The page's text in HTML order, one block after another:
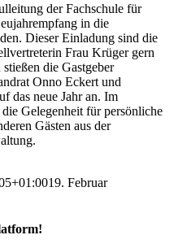
der Fachschule für
in die
Dieser Einladung sind die
Frau Krüger gern
die Gastgeber
Onno Eckert und
das neue Jahr an. Im
Gelegenheit für persönliche
Gästen aus der
19. Februar